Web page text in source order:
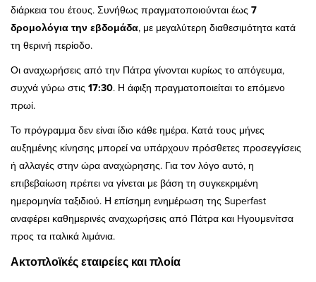
διάρκεια του έτους. Συνήθως πραγματοποιούνται έως 7
δρομολόγια την εβδομάδα, με μεγαλύτερη διαθεσιμότητα κατά
τη θερινή περίοδο.
Οι αναχωρήσεις από την Πάτρα γίνονται κυρίως το απόγευμα,
συχνά γύρω στις 17:30. Η άφιξη πραγματοποιείται το επόμενο
πρωί.
Το πρόγραμμα δεν είναι ίδιο κάθε ημέρα. Κατά τους μήνες
αυξημένης κίνησης μπορεί να υπάρχουν πρόσθετες προσεγγίσεις
ή αλλαγές στην ώρα αναχώρησης. Για τον λόγο αυτό, η
επιβεβαίωση πρέπει να γίνεται με βάση τη συγκεκριμένη
ημερομηνία ταξιδιού. Η επίσημη ενημέρωση της Superfast
αναφέρει καθημερινές αναχωρήσεις από Πάτρα και Ηγουμενίτσα
προς τα ιταλικά λιμάνια.
Ακτοπλοϊκές εταιρείες και πλοία